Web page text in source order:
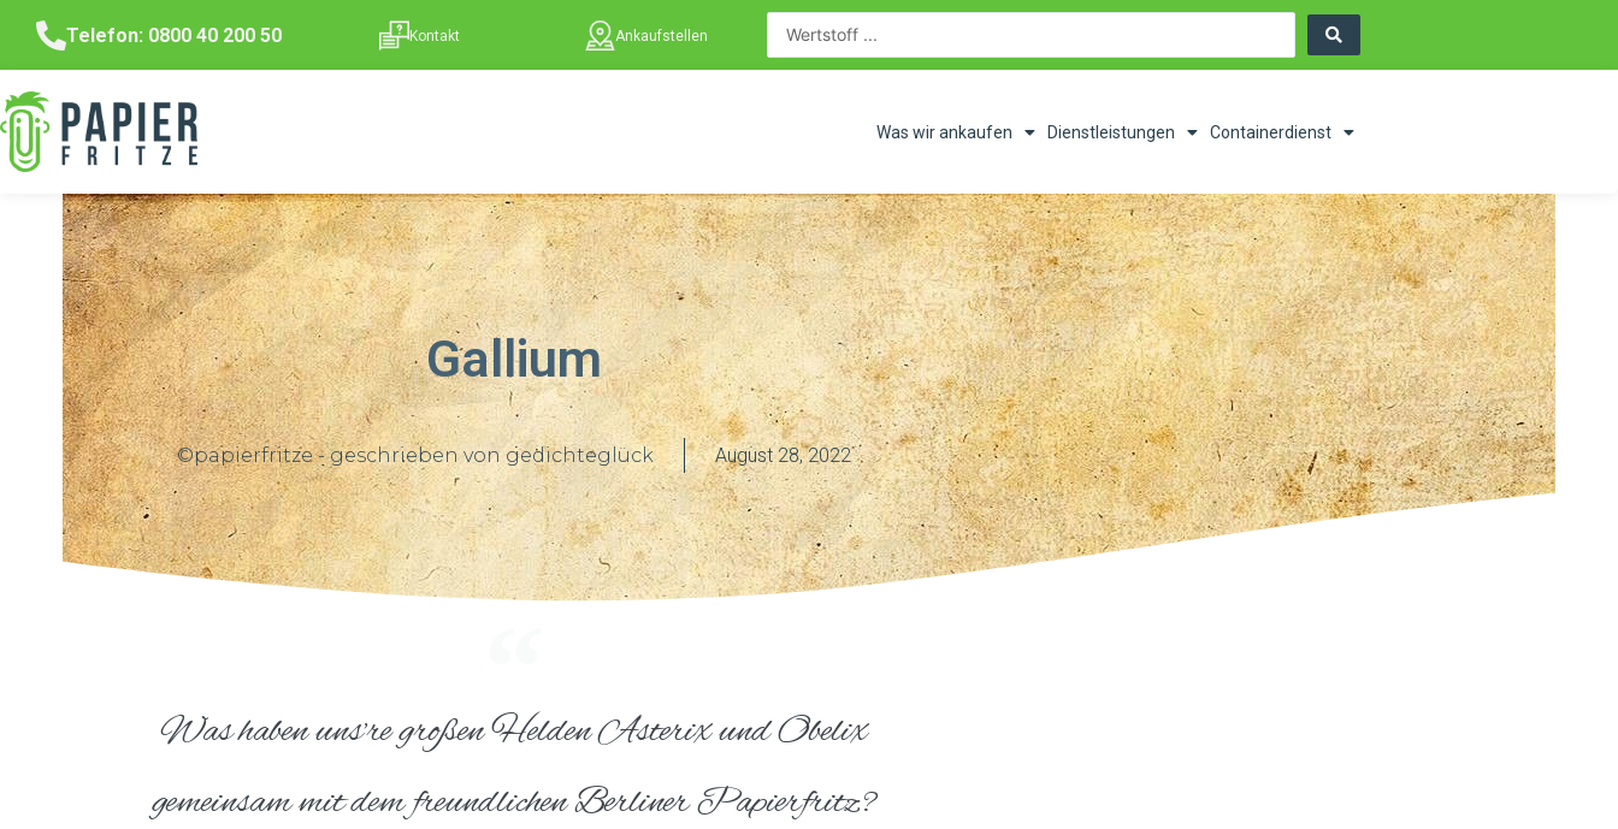
Telefon: 0800 40 200 50 Kontakt Ankaufstellen
Was wir ankaufen Dienstleistungen Containerdienst
Gallium
©papierfritze - geschrieben von gedichteglück August 28, 2022
Was haben uns’re großen Helden Asterix und Obelix
gemeinsam mit dem freundlichen Berliner Papierfritz?